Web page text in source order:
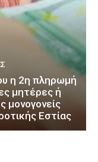
η 2η πληρωμή
μητέρες ή
μονογονείς
Εστίας